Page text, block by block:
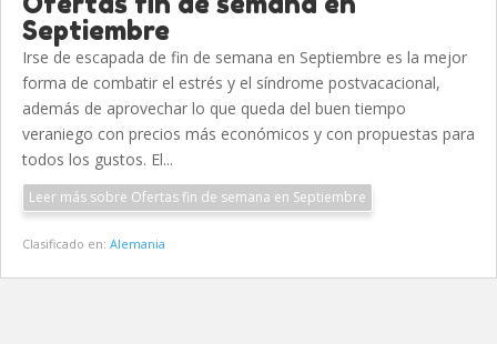
Septiembre
Irse de escapada de fin de semana en Septiembre es la mejor
forma de combatir el estrés y el síndrome postvacacional,
además de aprovechar lo que queda del buen tiempo
veraniego con precios más económicos y con propuestas para
todos los gustos. El...
Leer más sobre Ofertas fin de semana en Septiembre
Clasificado en: Alemania